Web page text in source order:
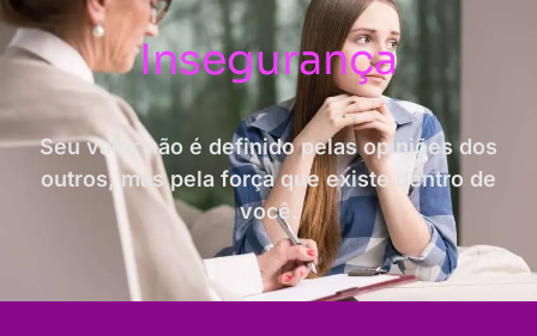
Insegurança
Seu valor não é definido pelas opiniões dos
outros, mas pela força que existe dentro de
você.